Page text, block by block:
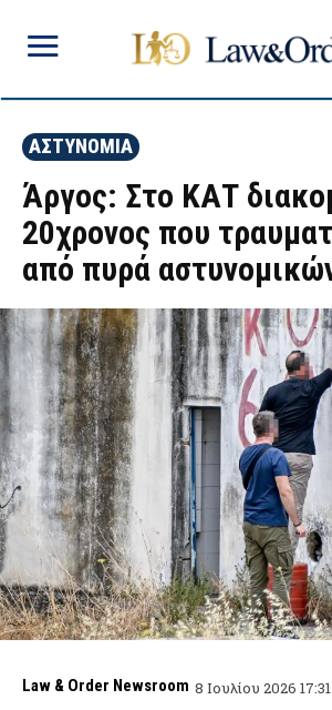
ΑΣΤΥΝΟΜΙΑ
Άργος: Στο ΚΑΤ
20χρονος που
από πυρά
Law & Order Newsroom 8 Ιουλίου 2026 17:31